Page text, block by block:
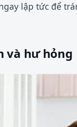
lập tức để
và hư hỏng